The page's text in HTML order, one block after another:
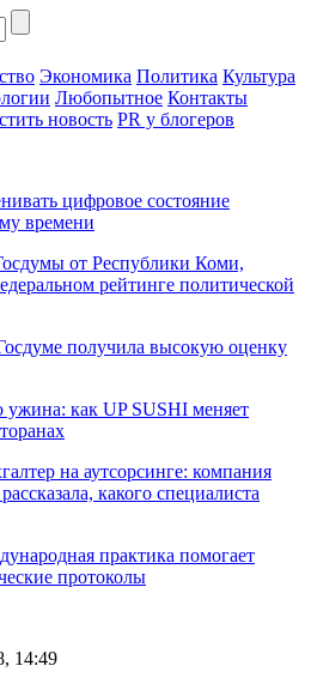
Экономика Политика Культура
Любопытное Контакты
новость PR у блогеров
цифровое состояние
времени
от Республики Коми,
рейтинге политической
получила высокую оценку
ужина: как UP SUSHI меняет
на аутсорсинге: компания
какого специалиста
практика помогает
протоколы
14:49